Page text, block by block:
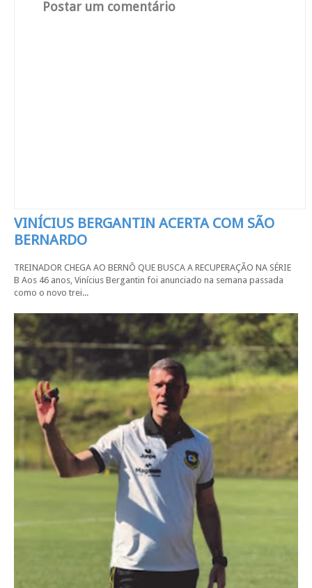
Postar um comentário
VINÍCIUS BERGANTIN ACERTA COM SÃO
BERNARDO
TREINADOR CHEGA AO BERNÔ QUE BUSCA A RECUPERAÇÃO NA SÉRIE
B Aos 46 anos, Vinícius Bergantin foi anunciado na semana passada
como o novo trei...